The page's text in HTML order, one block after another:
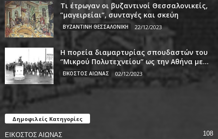
Τι έτρωγαν οι βυζαντινοί Θεσσαλονικείς,
”μαγειρείαι”, συνταγές και σκεύη
ΒΥΖΑΝΤΙΝΗ ΘΕΣΣΑΛΟΝΙΚΗ 22/12/2023
Η πορεία διαμαρτυρίας σπουδαστών του
‘’Μικρού Πολυτεχνείου’’ ως την Αθήνα με...
ΕΙΚΟΣΤΟΣ ΑΙΩΝΑΣ 02/12/2023
Δημοφιλείς Κατηγορίες
ΕΙΚΟΣΤΟΣ ΑΙΩΝΑΣ 108